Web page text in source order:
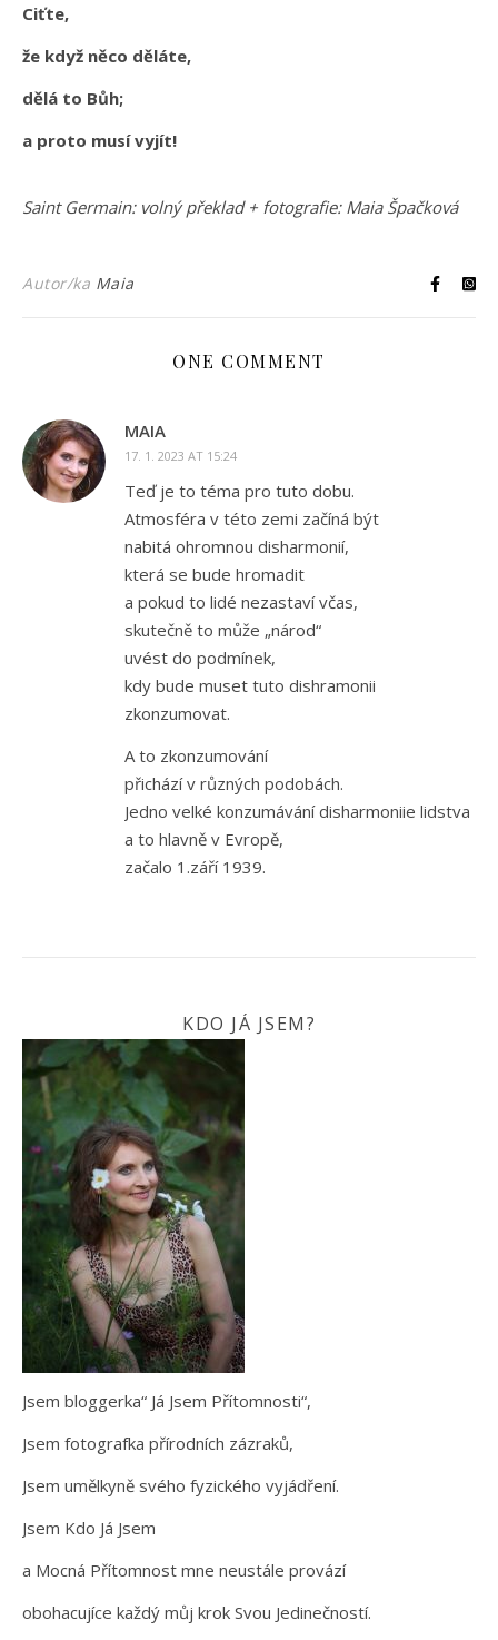
Ciťte,
že když něco děláte,
dělá to Bůh;
a proto musí vyjít!
Saint Germain: volný překlad + fotografie: Maia Špačková
Autor/ka Maia
ONE COMMENT
MAIA
17. 1. 2023 AT 15:24
Teď je to téma pro tuto dobu.
Atmosféra v této zemi začíná být
nabitá ohromnou disharmonií,
která se bude hromadit
a pokud to lidé nezastaví včas,
skutečně to může „národ“
uvést do podmínek,
kdy bude muset tuto dishramonii
zkonzumovat.
A to zkonzumování
přichází v různých podobách.
Jedno velké konzumávání disharmoniie lidstva
a to hlavně v Evropě,
začalo 1.září 1939.
KDO JÁ JSEM?
Jsem bloggerka“ Já Jsem Přítomnosti“,
Jsem fotografka přírodních zázraků,
Jsem umělkyně svého fyzického vyjádření.
Jsem Kdo Já Jsem
a Mocná Přítomnost mne neustále provází
obohacujíce každý můj krok Svou Jedinečností.